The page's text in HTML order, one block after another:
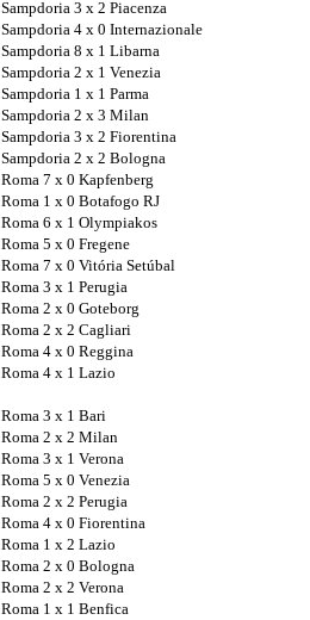
Sampdoria 3 x 2 Piacenza
Sampdoria 4 x 0 Internazionale
Sampdoria 8 x 1 Libarna
Sampdoria 2 x 1 Venezia
Sampdoria 1 x 1 Parma
Sampdoria 2 x 3 Milan
Sampdoria 3 x 2 Fiorentina
Sampdoria 2 x 2 Bologna
Roma 7 x 0 Kapfenberg
Roma 1 x 0 Botafogo RJ
Roma 6 x 1 Olympiakos
Roma 5 x 0 Fregene
Roma 7 x 0 Vitória Setúbal
Roma 3 x 1 Perugia
Roma 2 x 0 Goteborg
Roma 2 x 2 Cagliari
Roma 4 x 0 Reggina
Roma 4 x 1 Lazio
Roma 3 x 1 Bari
Roma 2 x 2 Milan
Roma 3 x 1 Verona
Roma 5 x 0 Venezia
Roma 2 x 2 Perugia
Roma 4 x 0 Fiorentina
Roma 1 x 2 Lazio
Roma 2 x 0 Bologna
Roma 2 x 2 Verona
Roma 1 x 1 Benfica